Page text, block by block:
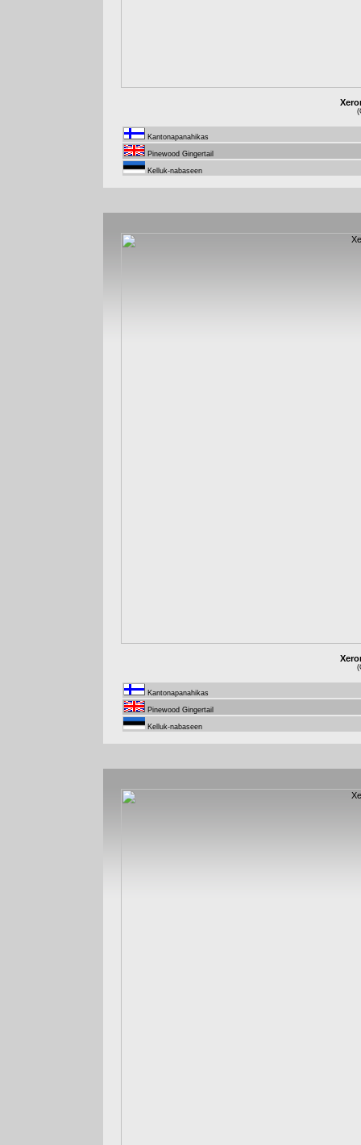
Kantonapanahikas
Pinewood Gingertail
Kelluk-nabaseen
Kantonapanahikas
Pinewood Gingertail
Kelluk-nabaseen